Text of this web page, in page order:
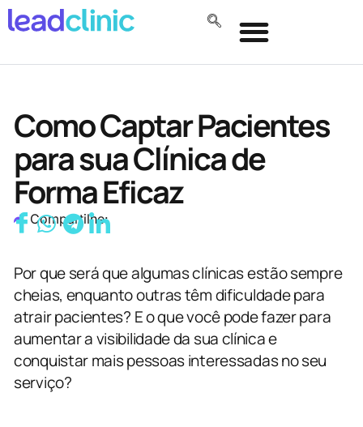
Como Captar Pacientes
para sua Clínica de
Forma Eficaz
Compartilhe:
Por que será que algumas clínicas estão sempre
cheias, enquanto outras têm dificuldade para
atrair pacientes? E o que você pode fazer para
aumentar a visibilidade da sua clínica e
conquistar mais pessoas interessadas no seu
serviço?